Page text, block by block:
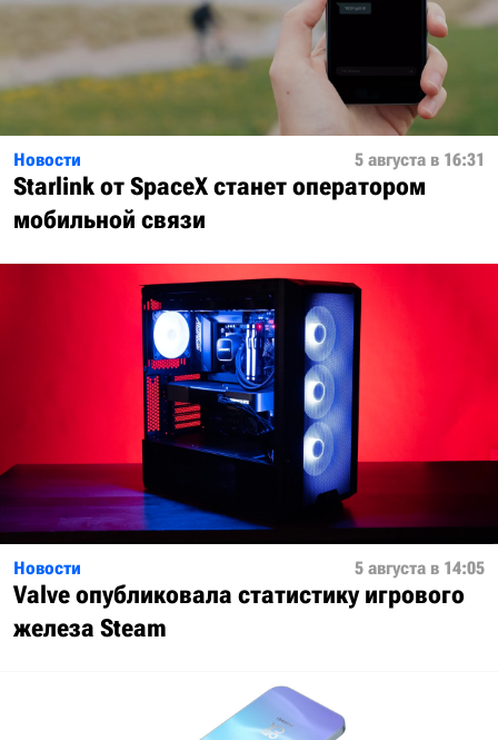
Новости 5 августа в 16:31
Starlink от SpaceX станет оператором
мобильной связи
Новости 5 августа в 14:05
Valve опубликовала статистику игрового
железа Steam